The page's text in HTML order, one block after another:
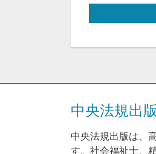
中央法規出
中央法規出版は、
す。社会福祉士、